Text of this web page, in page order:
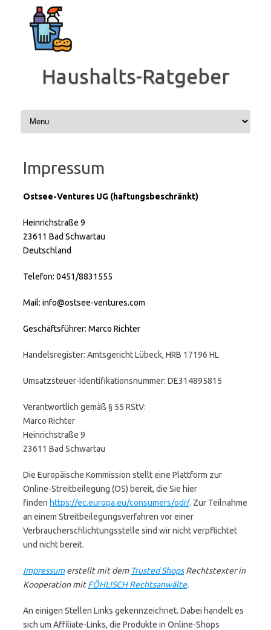
Inhalt
springen
Haushalts-Ratgeber
Impressum
Ostsee-Ventures UG (haftungsbeschränkt)
Heinrichstraße 9
23611 Bad Schwartau
Deutschland
Telefon: 0451/8831555
Mail: info@ostsee-ventures.com
Geschäftsführer: Marco Richter
Handelsregister: Amtsgericht Lübeck, HRB 17196 HL
Umsatzsteuer-Identifikationsnummer: DE314895815
Verantwortlich gemäß § 55 RStV:
Marco Richter
Heinrichstraße 9
23611 Bad Schwartau
Die Europäische Kommission stellt eine Plattform zur
Online-Streitbeilegung (OS) bereit, die Sie hier
finden https://ec.europa.eu/consumers/odr/. Zur Teilnahme
an einem Streitbeilegungsverfahren vor einer
Verbraucherschlichtungsstelle sind wir nicht verpflichtet
und nicht bereit.
Impressumerstellt mit dem Trusted ShopsRechtstexter in
Kooperation mitFÖHLISCH Rechtsanwälte.
An einigen Stellen Links gekennzeichnet. Dabei handelt es
sich um Affiliate-Links, die Produkte in Online-Shops